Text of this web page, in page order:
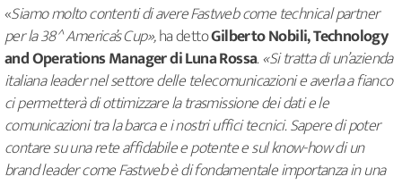
«Siamo molto contenti di avere Fastweb come technical partner
per la 38^ America’s Cup»,ha dettoGilberto Nobili, Technology
and Operations Manager di Luna Rossa. «Si tratta di un’azienda
italiana leader nel settore delle telecomunicazioni e averla a fianco
ci permetterà di ottimizzare la trasmissione dei dati e le
comunicazioni tra la barca e i nostri uffici tecnici. Sapere di poter
contare su una rete affidabile e potente e sul know-how di un
brand leadercome Fastweb è di fondamentale importanza in una